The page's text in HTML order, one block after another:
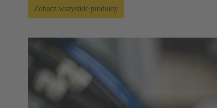
Zobacz wszystkie produkty